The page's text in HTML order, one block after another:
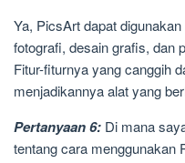
Ya, PicsArt dapat
fotografi, desain grafis, dan
Fitur-fiturnya yang canggih
menjadikannya alat yang
Pertanyaan 6: Di mana
tentang cara menggunakan